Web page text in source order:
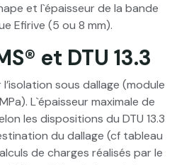
et l`épaisseur de la bande
Efirive (5 ou 8 mm).
et DTU 13.3
sous dallage (module
L`épaisseur maximale de
les dispositions du DTU 13.3
du dallage (cf tableau
de charges réalisés par le